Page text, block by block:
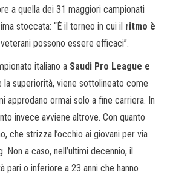
a quella dei 31 maggiori campionati
stoccata: “È il torneo in cui il ritmo è
possono essere efficaci”.
italiano a Saudi Pro League e
la superiorità, viene sottolineato come
approdano ormai solo a fine carriera. In
invece avviene altrove. Con quanto
che strizza l’occhio ai giovani per via
Non a caso, nell’ultimi decennio, il
pari o inferiore a 23 anni che hanno